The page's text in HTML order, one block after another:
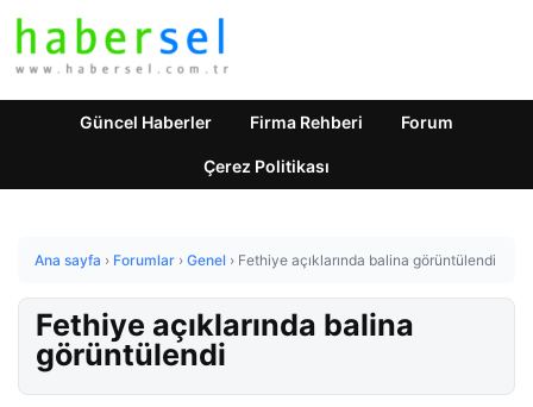
Güncel Haberler Firma Rehberi Forum
Çerez Politikası
Ana sayfa › Forumlar › Genel › Fethiye açıklarında balina görüntülendi
Fethiye açıklarında balina
görüntülendi